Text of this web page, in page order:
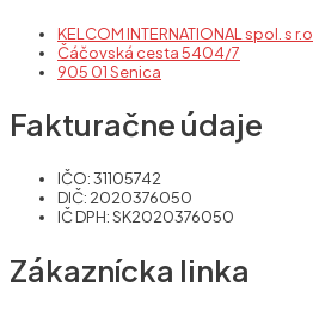
KELCOM INTERNATIONAL spol. s r.o.
Čáčovská cesta 5404/7
905 01 Senica
Fakturačne údaje
IČO: 31105742
DIČ: 2020376050
IČ DPH: SK2020376050
Zákaznícka linka